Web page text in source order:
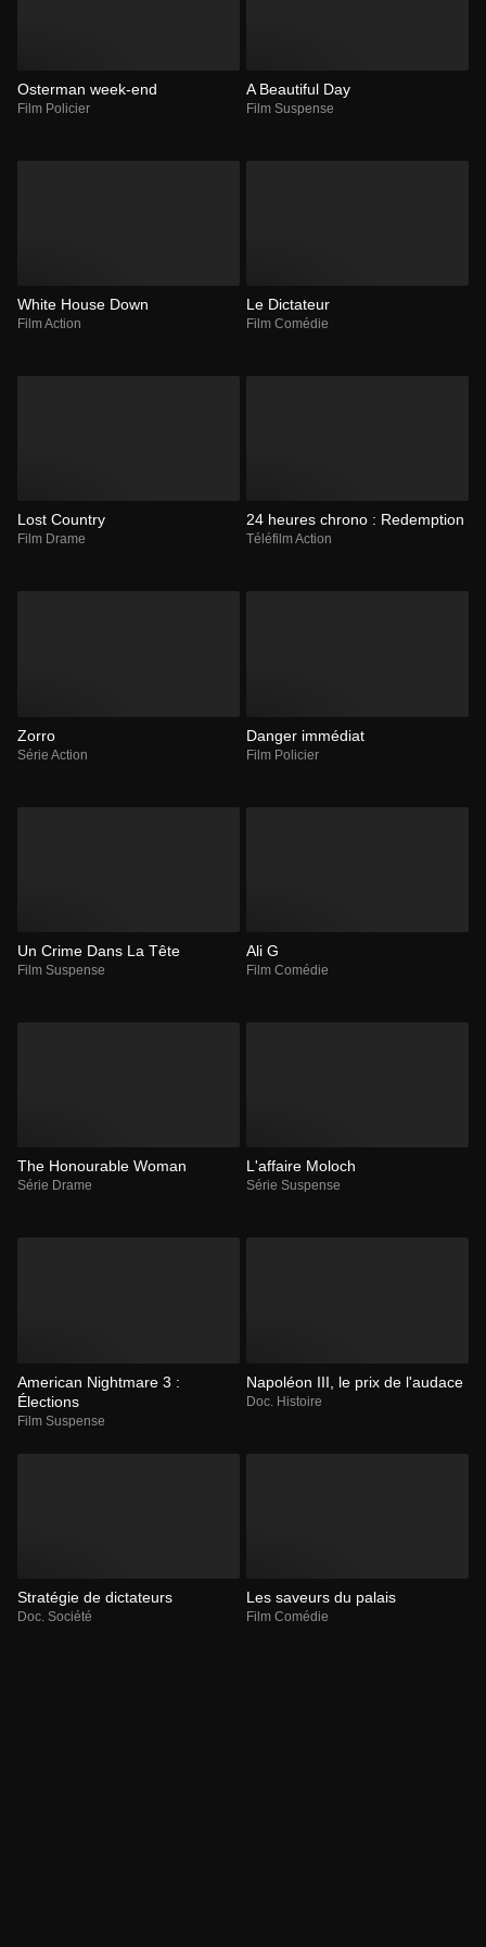
Osterman week-end
Film Policier
A Beautiful Day
Film Suspense
White House Down
Film Action
Le Dictateur
Film Comédie
Lost Country
Film Drame
24 heures chrono : Redemption
Téléfilm Action
Zorro
Série Action
Danger immédiat
Film Policier
Un Crime Dans La Tête
Film Suspense
Ali G
Film Comédie
The Honourable Woman
Série Drame
L'affaire Moloch
Série Suspense
American Nightmare 3 :
Élections
Film Suspense
Napoléon III, le prix de l'audace
Doc. Histoire
Stratégie de dictateurs
Doc. Société
Les saveurs du palais
Film Comédie